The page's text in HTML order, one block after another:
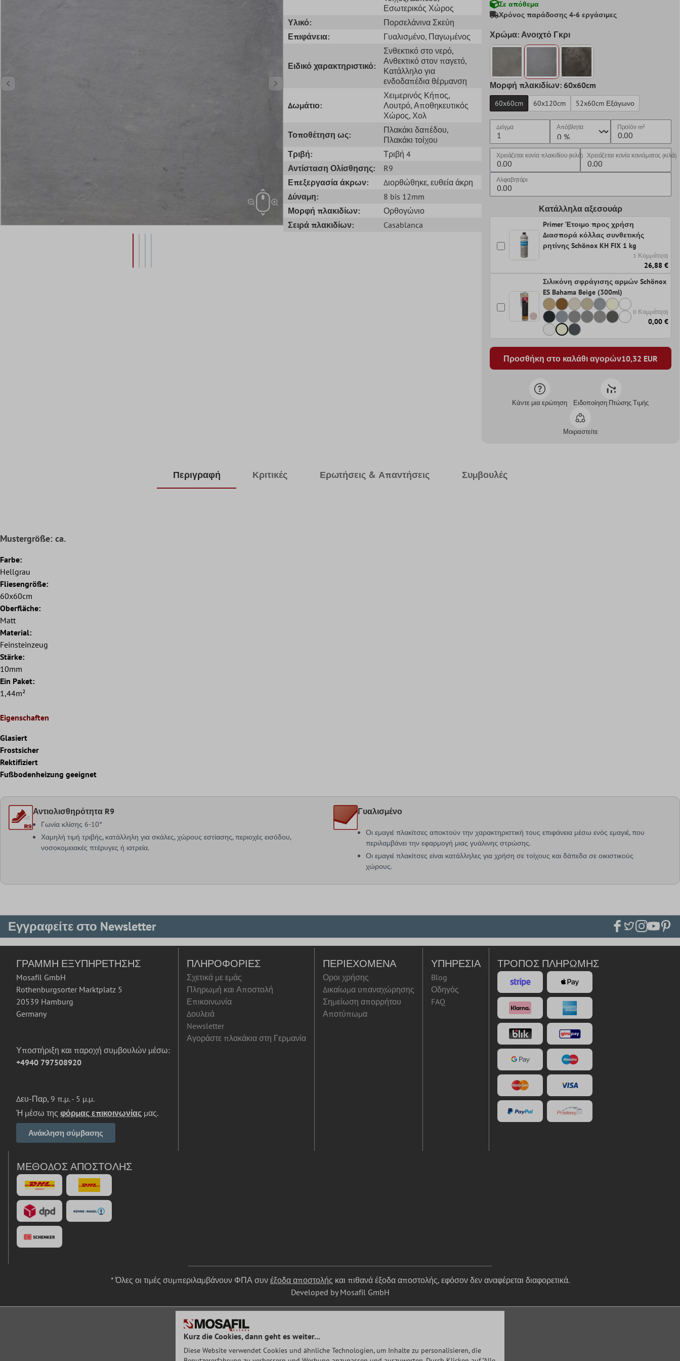
Εσωτερικός Χώρος
Υλικό:
Πορσελάνινα Σκεύη
Επιφάνεια:
Γυαλισμένο, Παγωμένος
Ειδικό χαρακτηριστικό:
Σνθεκτικό στο νερό,
Ανθεκτικό στον παγετό,
Κατάλληλο για
ενδοδαπέδια θέρμανση
Δωμάτιο:
Χειμερινός Κήπος,
Λουτρό, Αποθηκευτικός
Χώρος, Χολ
Τοποθέτηση ως:
Πλακάκι δαπέδου,
Πλακάκι τοίχου
Τριβή:
Τριβή 4
Αντίσταση Ολίσθησης:
R9
Επεξεργασία άκρων:
Διορθώθηκε, ευθεία άκρη
Δύναμη:
8 bis 12mm
Μορφή πλακιδίων:
Ορθογώνιο
Σειρά πλακιδίων:
Casablanca
Σε απόθεμα
Χρόνος παράδοσης 4-6 εργάσιμες
Χρώμα: Ανοιχτό Γκρι
Μορφή πλακιδίων: 60x60cm
60x60cm 60x120cm 52x60cm Εξάγωνο
Δείγμα Απόβλητα Προϊόνm²
Χρειάζεται κονία πλακιδίου (κιλά) Χρειάζεται κονία κονιάματος (κιλά)
Αλφαβητάρι
Κατάλληλα αξεσουάρ
Primer Έτοιμο προς χρήση
Διασπορά κόλλας συνθετικής
ρητίνης Schönox KH FIX 1 kg
1 Κομμάτι(α)
26,88 €
Σιλικόνη σφράγισης αρμών Schönox
ES Bahama Beige (300ml)
0 Κομμάτι(α)
0,00 €
Προσθήκη στο καλάθι αγορών10,32 EUR
Κάντε μια ερώτηση Ειδοποίηση Πτώσης Τιμής
Μοιραστείτε
Περιγραφή Κριτικές Ερωτήσεις & Απαντήσεις Συμβουλές
Mustergröße: ca.
Farbe:
Hellgrau
Fliesengröße:
60x60cm
Oberfläche:
Matt
Material:
Feinsteinzeug
Stärke:
10mm
Ein Paket:
1,44m²
Eigenschaften
Glasiert
Frostsicher
Rektifiziert
Fußbodenheizung geeignet
Αντιολισθηρότητα R9
Γωνία κλίσης 6-10°
Χαμηλή τιμή τριβής, κατάλληλη για σκάλες, χώρους εστίασης, περιοχές εισόδου,
νοσοκομειακές πτέρυγες ή ιατρεία.
Γυαλισμένο
Οι εμαγιέ πλακίτσες αποκτούν την χαρακτηριστική τους επιφάνεια μέσω ενός εμαγιέ, που
περιλαμβάνει την εφαρμογή μιας γυάλινης στρώσης.
Οι εμαγιέ πλακίτσες είναι κατάλληλες για χρήση σε τοίχους και δάπεδα σε οικιστικούς
χώρους.
Εγγραφείτε στο Newsletter
ΓΡΑΜΜΉ ΕΞΥΠΗΡΈΤΗΣΗΣ
Mosafil GmbH
Rothenburgsorter Marktplatz 5
20539 Hamburg
Germany
Υποστήριξη και παροχή συμβουλών μέσω:
+4940 797508920
Δευ-Παρ, 9 π.μ. - 5 μ.μ.
Ή μέσω της φόρμας επικοινωνίας μας.
Ανάκληση σύμβασης
ΠΛΗΡΟΦΟΡΊΕΣ
Σχετικά με εμάς
Πληρωμή και Αποστολή
Επικοινωνία
Δουλειά
Newsletter
Αγοράστε πλακάκια στη Γερμανία
ΠΕΡΙΕΧΌΜΕΝΑ
Οροι χρήσης
Δικαίωμα υπαναχώρησης
Σημείωση απορρήτου
Αποτύπωμα
ΥΠΗΡΕΣΊΑ
Blog
Οδηγός
FAQ
ΤΡΌΠΟΣ ΠΛΗΡΩΜΉΣ
ΜΈΘΟΔΟΣ ΑΠΟΣΤΟΛΉΣ
* Όλες οι τιμές συμπεριλαμβάνουν ΦΠΑ συν έξοδα αποστολής και πιθανά έξοδα αποστολής, εφόσον δεν αναφέρεται διαφορετικά.
Developed by Mosafil GmbH
Kurz die Cookies, dann geht es weiter...
Diese Website verwendet Cookies und ähnliche Technologien, um Inhalte zu personalisieren, die